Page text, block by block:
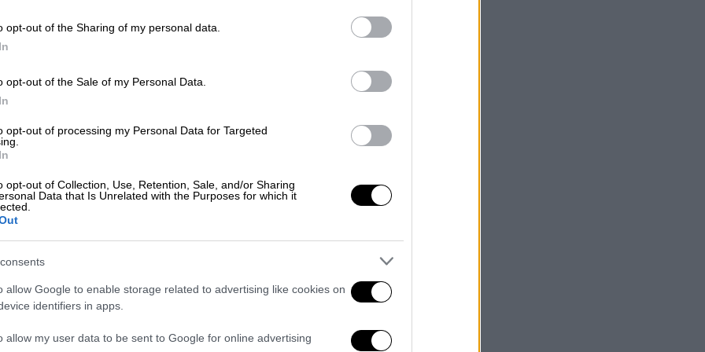
opt-out of the Sharing of my personal data.
opt-out of the Sale of my Personal Data.
opt-out of processing my Personal Data for Targeted
opt-out of Collection, Use, Retention, Sale, and/or Sharing
Data that Is Unrelated with the Purposes for which it
allow Google to enable storage related to advertising like cookies on
identifiers in apps.
allow my user data to be sent to Google for online advertising
Market|07.02.2023 14:01
glasses: Η Βίκος καταφθάνει στη
Για όγδοη συνεχόμενη χρονιά, η ΒΙΚΟΣ
κορυφαία συνάντηση για τη φιλοξενία
και τη μαζική εστίαση, η οποία θα
13 Φεβρουαρίου στο Metropolitan
Expo